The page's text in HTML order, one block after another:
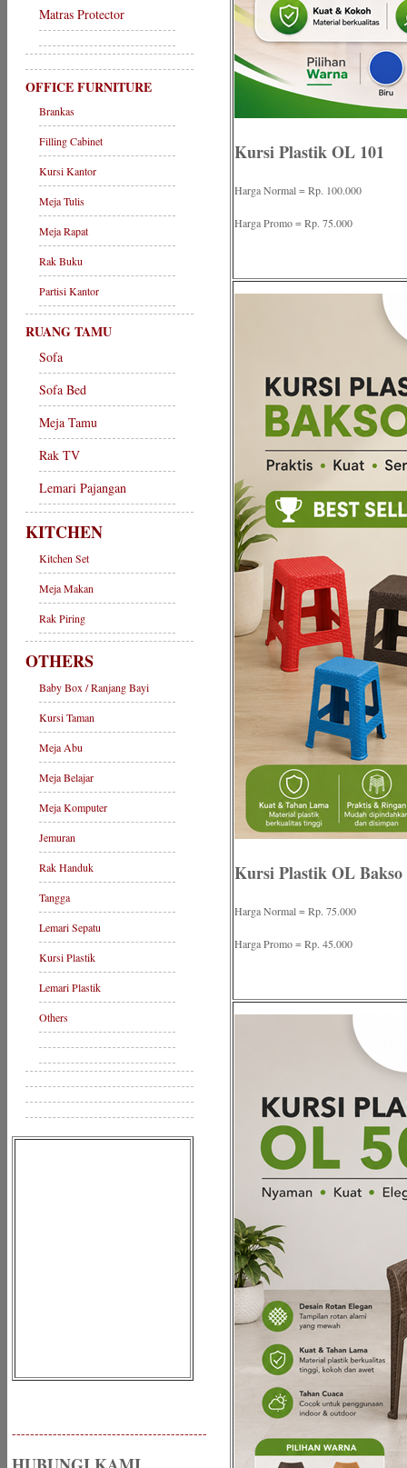
Matras Protector
OFFICE FURNITURE
Brankas
Filling Cabinet
Kursi Kantor
Meja Tulis
Meja Rapat
Rak Buku
Partisi Kantor
RUANG TAMU
Sofa
Sofa Bed
Meja Tamu
Rak TV
Lemari Pajangan
KITCHEN
Kitchen Set
Meja Makan
Rak Piring
OTHERS
Baby Box / Ranjang Bayi
Kursi Taman
Meja Abu
Meja Belajar
Meja Komputer
Jemuran
Rak Handuk
Tangga
Lemari Sepatu
Kursi Plastik
Lemari Plastik
Others
-------------------------------------------
Kursi Plastik OL 101
Harga Normal = Rp. 100.000
Harga Promo = Rp. 75.000
Kursi Plastik OL Bakso
Harga Normal = Rp. 75.000
Harga Promo = Rp. 45.000